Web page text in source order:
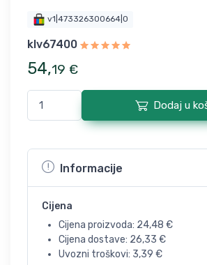
v1|473326300664|0
klv67400
54,19 €
Dodaj u
Informacije
Cijena
Cijena proizvoda: 24,48 €
Cijena dostave: 26,33 €
Uvozni troškovi: 3,39 €